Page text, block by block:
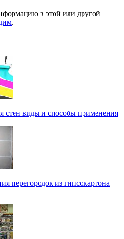
в этой или другой
.
стен виды и способы применения
перегородок из гипсокартона